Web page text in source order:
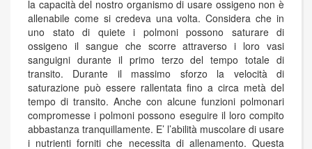
la capacità del nostro organismo di usare ossigeno non è
allenabile come si credeva una volta. Considera che in
uno stato di quiete i polmoni possono saturare di
ossigeno il sangue che scorre attraverso i loro vasi
sanguigni durante il primo terzo del tempo totale di
transito. Durante il massimo sforzo la velocità di
saturazione può essere rallentata fino a circa metà del
tempo di transito. Anche con alcune funzioni polmonari
compromesse i polmoni possono eseguire il loro compito
abbastanza tranquillamente. E’ l’abilità muscolare di usare
i nutrienti forniti che necessita di allenamento. Questa